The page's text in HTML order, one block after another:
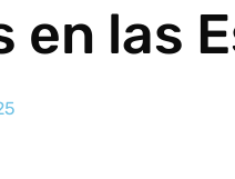
en las